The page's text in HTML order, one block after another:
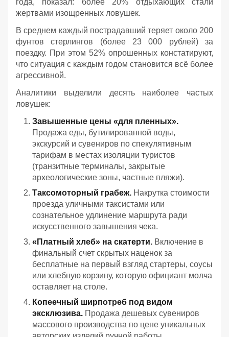
года, показал: более 20% отдыхающих стали
жертвами изощренных ловушек.
В среднем каждый пострадавший теряет около 200
фунтов стерлингов (более 23 000 рублей) за
поездку. При этом 52% опрошенных констатируют,
что ситуация с каждым годом становится всё более
агрессивной.
Аналитики выделили десять наиболее частых
ловушек:
Завышенные цены «для пленных».
Продажа еды, бутилированной воды,
экскурсий и сувениров по спекулятивным
тарифам в местах изоляции туристов
(транзитные терминалы, закрытые
археологические зоны, частные пляжи).
Таксомоторный грабеж. Накрутка стоимости
проезда уличными таксистами или
сознательное удлинение маршрута ради
искусственного завышения чека.
«Платный хлеб» на скатерти. Включение в
финальный счет скрытых наценок за
бесплатные на первый взгляд стартеры, соусы
или хлебную корзину, которую официант молча
оставляет на столе.
Копеечный ширпотреб под видом
эксклюзива. Продажа дешевых сувениров
массового производства по цене уникальных